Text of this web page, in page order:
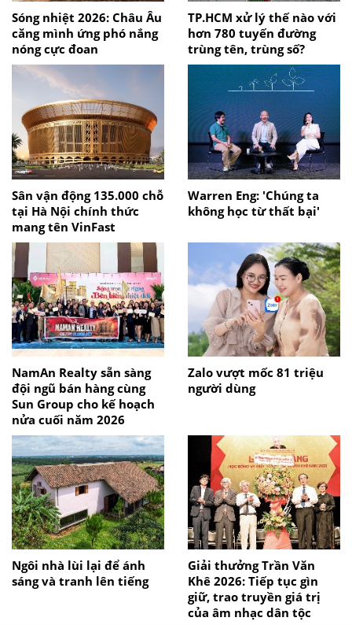
Sóng nhiệt 2026: Châu Âu
căng mình ứng phó nắng
nóng cực đoan
TP.HCM xử lý thế nào với
hơn 780 tuyến đường
trùng tên, trùng số?
Sân vận động 135.000 chỗ
tại Hà Nội chính thức
mang tên VinFast
Warren Eng: 'Chúng ta
không học từ thất bại'
NamAn Realty sẵn sàng
đội ngũ bán hàng cùng
Sun Group cho kế hoạch
nửa cuối năm 2026
Zalo vượt mốc 81 triệu
người dùng
Ngôi nhà lùi lại để ánh
sáng và tranh lên tiếng
Giải thưởng Trần Văn
Khê 2026: Tiếp tục gìn
giữ, trao truyền giá trị
của âm nhạc dân tộc